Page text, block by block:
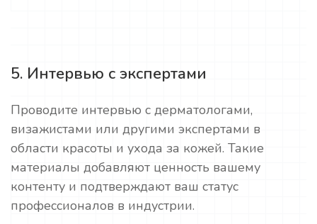
5. Интервью с экспертами
Проводите интервью с дерматологами,
визажистами или другими экспертами в
области красоты и ухода за кожей. Такие
материалы добавляют ценность вашему
контенту и подтверждают ваш статус
профессионалов в индустрии.